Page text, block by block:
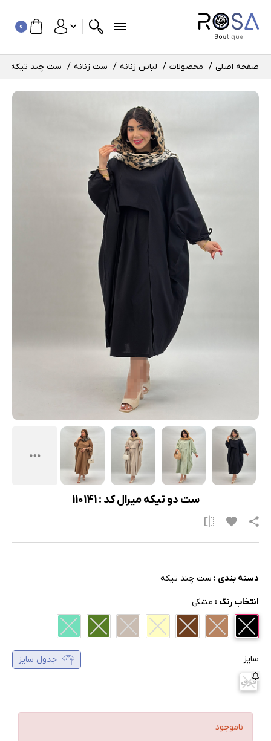
0
صفحه اصلی محصولات لباس زنانه ست زنانه ست چند تیکه
ست دو تیکه میرال کد : 110141
دسته بندی : ست چند تیکه
انتخاب رنگ : مشکی
سایز جدول سایز
فری
ناموجود